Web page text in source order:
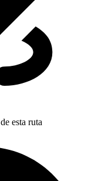
de esta ruta